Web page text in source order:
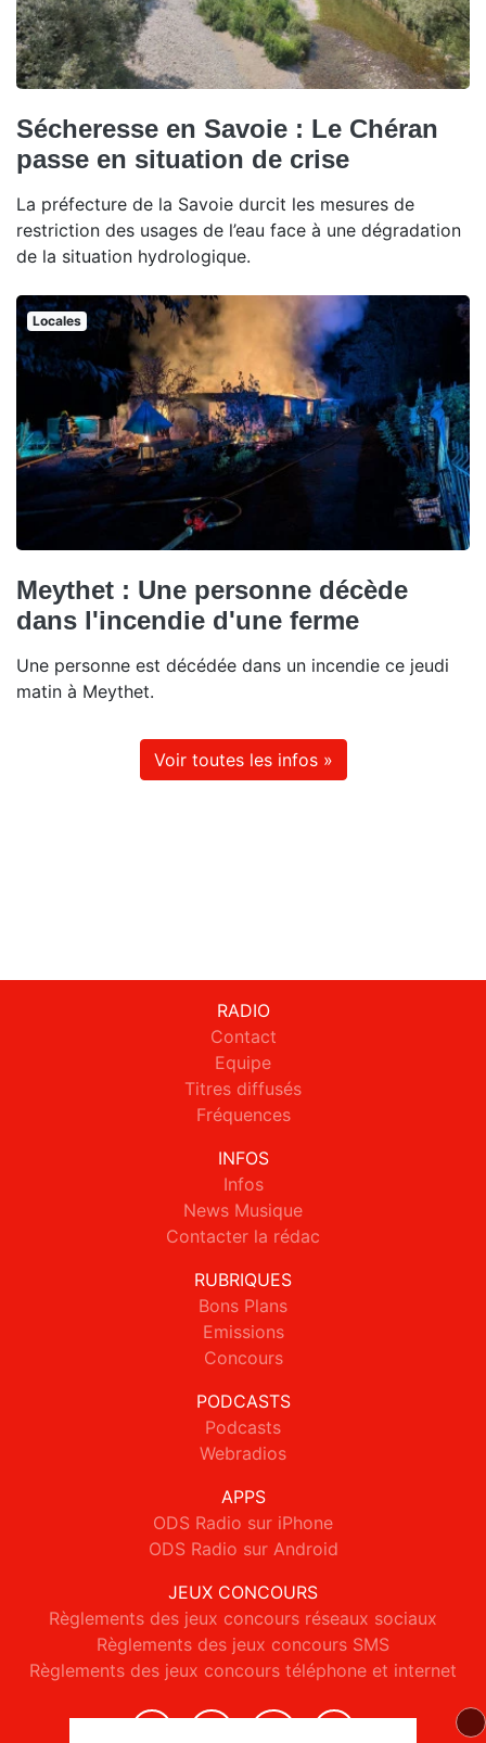
Sécheresse en Savoie : Le Chéran
passe en situation de crise
La préfecture de la Savoie durcit les mesures de
restriction des usages de l’eau face à une dégradation
de la situation hydrologique.
Locales
Meythet : Une personne décède
dans l'incendie d'une ferme
Une personne est décédée dans un incendie ce jeudi
matin à Meythet.
Voir toutes les infos »
RADIO
Contact
Equipe
Titres diffusés
Fréquences
INFOS
Infos
News Musique
Contacter la rédac
RUBRIQUES
Bons Plans
Emissions
Concours
PODCASTS
Podcasts
Webradios
APPS
ODS Radio sur iPhone
ODS Radio sur Android
JEUX CONCOURS
Règlements des jeux concours réseaux sociaux
Règlements des jeux concours SMS
Règlements des jeux concours téléphone et internet